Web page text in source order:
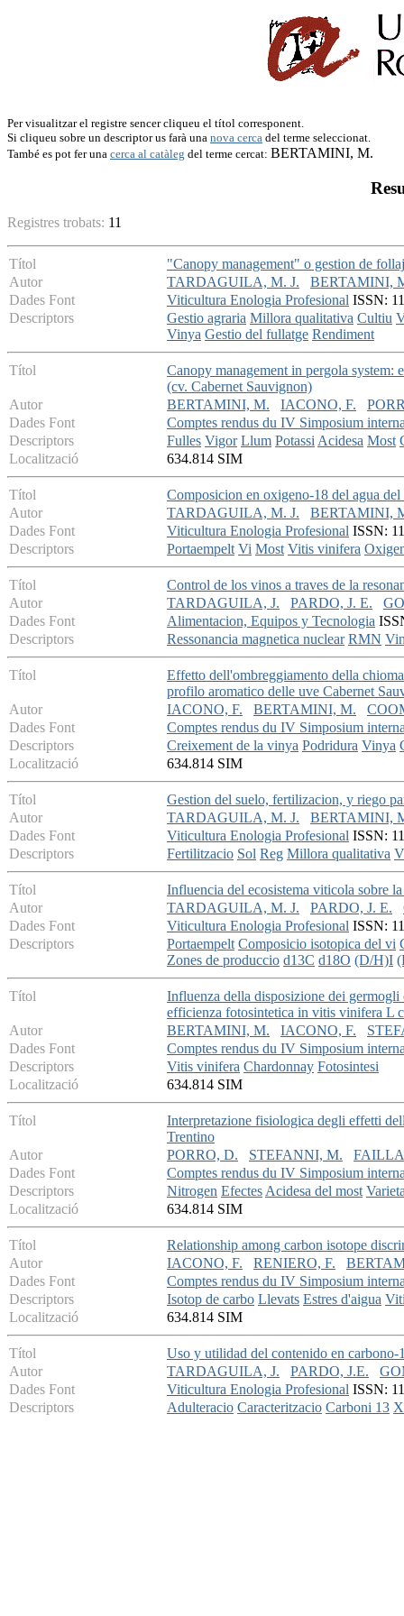
Per visualitzar el registre sencer cliqueu el títol corresponent.
Si cliqueu sobre un descriptor us farà una nova cerca del terme seleccionat.
També es pot fer una cerca al catàleg del terme cercat: BERTAMINI, M.
Registres trobats: 11
Títol
"Canopy management" o gestion de
Autor
TARDAGUILA, M. J.
BERTAMINI,
Dades Font
Viticultura Enologia Profesional ISSN:
Descriptors
Gestio agraria Millora qualitativa Cultiu
Vinya Gestio del fullatge Rendiment
Títol
Canopy management in pergola
(cv. Cabernet Sauvignon)
Autor
BERTAMINI, M. IACONO, F.
Dades Font
Comptes rendus du IV Simposium
Descriptors
Fulles Vigor Llum PotassiAcidesa Most
Localització
634.814 SIM
Títol
Composicion en oxigeno-18 del agua
Autor
TARDAGUILA, M. J.
BERTAMINI,
Dades Font
Viticultura Enologia Profesional ISSN:
Descriptors
Portaempelt Vi Most Vitis vinifera
Títol
Control de los vinos a traves de la
Autor
TARDAGUILA, J. PARDO, J. E.
Dades Font
Alimentacion, Equipos y Tecnologia
Descriptors
Ressonancia magnetica nuclear RMN
Títol
Effetto dell'ombreggiamento della
profilo aromatico delle uve Cabernet
Autor
IACONO, F. BERTAMINI, M.
Dades Font
Comptes rendus du IV Simposium
Descriptors
Creixement de la vinya Podridura Vinya
Localització
634.814 SIM
Títol
Gestion del suelo, fertilizacion, y riego
Autor
TARDAGUILA, M. J.
BERTAMINI,
Dades Font
Viticultura Enologia Profesional ISSN:
Descriptors
Fertilitzacio Sol Reg Millora qualitativa
Títol
Influencia del ecosistema viticola sobre
Autor
TARDAGUILA, M. J. PARDO, J. E.
Dades Font
Viticultura Enologia Profesional ISSN:
Descriptors
Portaempelt Composicio isotopica del vi
Zones de produccio d13C d18O (D/H)I
Títol
Influenza della disposizione dei
efficienza fotosintetica in vitis vinifera L
Autor
BERTAMINI, M. IACONO, F.
Dades Font
Comptes rendus du IV Simposium
Descriptors
Vitis vinifera Chardonnay Fotosintesi
Localització
634.814 SIM
Títol
Interpretazione fisiologica degli effetti
Trentino
Autor
PORRO, D. STEFANNI, M.
Dades Font
Comptes rendus du IV Simposium
Descriptors
Nitrogen EfectesAcidesa del most
Localització
634.814 SIM
Títol
Relationship among carbon isotope
Autor
IACONO, F. RENIERO, F.
Dades Font
Comptes rendus du IV Simposium
Descriptors
Isotop de carbo Llevats Estres d'aigua
Localització
634.814 SIM
Títol
Uso y utilidad del contenido en
Autor
TARDAGUILA, J. PARDO, J.E.
Dades Font
Viticultura Enologia Profesional ISSN:
Descriptors
Adulteracio Caracteritzacio Carboni 13